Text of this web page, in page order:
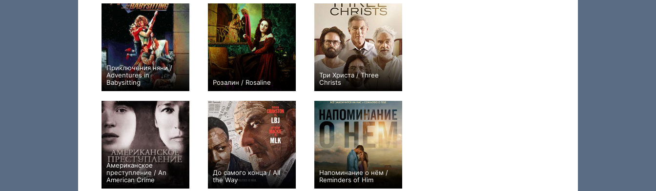
Приключения няни /
Adventures in
Babysitting
+1
Розалин / Rosaline
+4
Три Христа / Three
Christs
+3
Американское
преступление / An
American Crime
0
До самого конца / All
the Way
+2
Напоминание о нём /
Reminders of Him
+3